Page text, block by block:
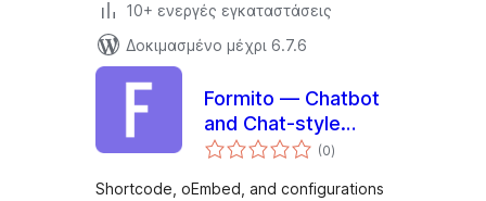
10+ ενεργές εγκαταστάσεις
Δοκιμασμένο μέχρι 6.7.6
Formito — Chatbot
and Chat-style
Form Builder (0αξιολογήσεις
σύνολο
)
Shortcode, oEmbed, and configurations